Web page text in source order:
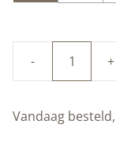
Vandaag